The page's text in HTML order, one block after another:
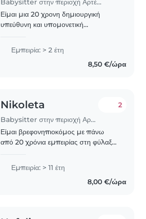
Είμαι μια 20 χρονη δημιουργική
υπεύθυνη και υπομονετική
και προνήπια. Έχω πιστοποίηση
πρώτων βοηθειών.Θα ήθελα να
Εμπειρία: > 2 έτη
8,50 €/ώρα
Nikoleta
Babysitter στην περιοχή Αρτέμιδα
2
Είμαι βρεφονηπιοκόμος με πάνω
από 20 χρόνια εμπειρίας στη φύλαξη
εκπαίδευση ως σύμβουλος ψυχικής
Εμπειρία: > 11 έτη
8,00 €/ώρα